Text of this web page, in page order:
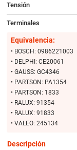
Tensión
Terminales
Equivalencia:
• BOSCH: 0986221003
• DELPHI: CE20061
• GAUSS: GC4346
• PARTSON: PA1354
• PARTSON: 1833
• RALUX: 91354
• RALUX: 91833
• VALEO: 245134
Descripción